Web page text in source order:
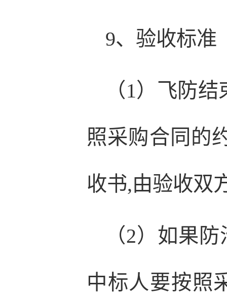
9、验收标准
（1）飞防
照采购合同的
收书,由验收双
（2）如果
中标人要按照